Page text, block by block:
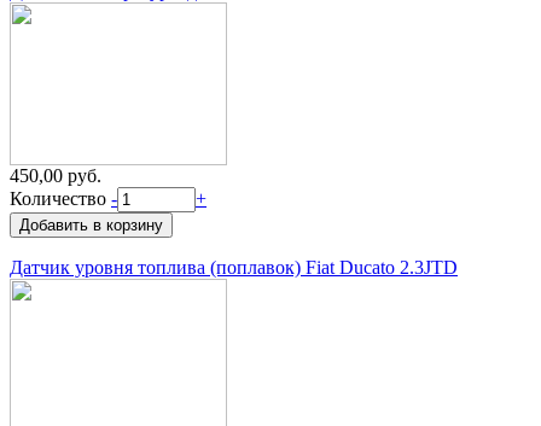
450,00 руб.
Количество - +
Датчик уровня топлива (поплавок) Fiat Ducato 2.3JTD